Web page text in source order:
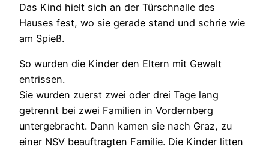
Das Kind hielt sich an der Türschnalle des
Hauses fest, wo sie gerade stand und schrie wie
am Spieß.
So wurden die Kinder den Eltern mit Gewalt
entrissen.
Sie wurden zuerst zwei oder drei Tage lang
getrennt bei zwei Familien in Vordernberg
untergebracht. Dann kamen sie nach Graz, zu
einer NSV beauftragten Familie. Die Kinder litten